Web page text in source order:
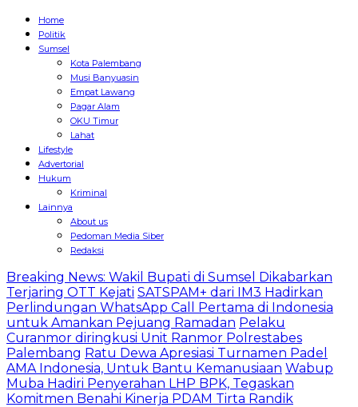
Home
Politik
Sumsel
Kota Palembang
Musi Banyuasin
Empat Lawang
Pagar Alam
OKU Timur
Lahat
Lifestyle
Advertorial
Hukum
Kriminal
Lainnya
About us
Pedoman Media Siber
Redaksi
Breaking News: Wakil Bupati di Sumsel Dikabarkan
Terjaring OTT Kejati SATSPAM+ dari IM3 Hadirkan
Perlindungan WhatsApp Call Pertama di Indonesia
untuk Amankan Pejuang Ramadan Pelaku
Curanmor diringkusi Unit Ranmor Polrestabes
Palembang Ratu Dewa Apresiasi Turnamen Padel
AMA Indonesia, Untuk Bantu Kemanusiaan Wabup
Muba Hadiri Penyerahan LHP BPK, Tegaskan
Komitmen Benahi Kinerja PDAM Tirta Randik